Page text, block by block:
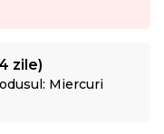
zile)
Miercuri